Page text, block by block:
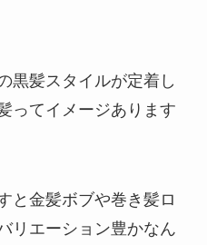
黒髪スタイルが定着し
ってイメージあります
と金髪ボブや巻き髪ロ
リエーション豊かなん